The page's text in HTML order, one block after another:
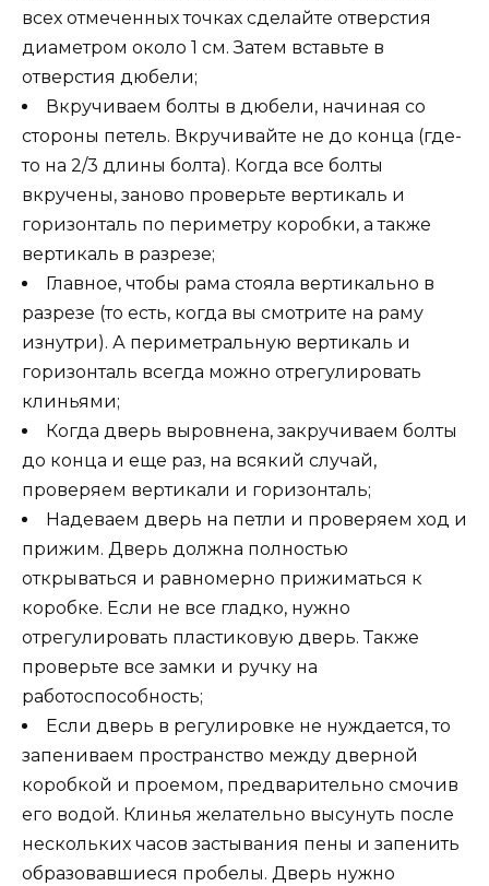
всех отмеченных точках сделайте отверстия
диаметром около 1 см. Затем вставьте в
отверстия дюбели;
Вкручиваем болты в дюбели, начиная со
стороны петель. Вкручивайте не до конца (где-
то на 2/3 длины болта). Когда все болты
вкручены, заново проверьте вертикаль и
горизонталь по периметру коробки, а также
вертикаль в разрезе;
Главное, чтобы рама стояла вертикально в
разрезе (то есть, когда вы смотрите на раму
изнутри). А периметральную вертикаль и
горизонталь всегда можно отрегулировать
клиньями;
Когда дверь выровнена, закручиваем болты
до конца и еще раз, на всякий случай,
проверяем вертикали и горизонталь;
Надеваем дверь на петли и проверяем ход и
прижим. Дверь должна полностью
открываться и равномерно прижиматься к
коробке. Если не все гладко, нужно
отрегулировать пластиковую дверь. Также
проверьте все замки и ручку на
работоспособность;
Если дверь в регулировке не нуждается, то
запениваем пространство между дверной
коробкой и проемом, предварительно смочив
его водой. Клинья желательно высунуть после
нескольких часов застывания пены и запенить
образовавшиеся пробелы. Дверь нужно